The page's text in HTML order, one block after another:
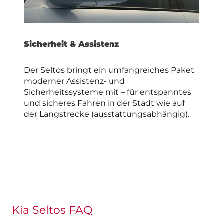
Sicherheit & Assistenz
Der Seltos bringt ein umfangreiches Paket
moderner Assistenz- und
Sicherheitssysteme mit – für entspanntes
und sicheres Fahren in der Stadt wie auf
der Langstrecke (ausstattungsabhängig).
Kia Seltos FAQ